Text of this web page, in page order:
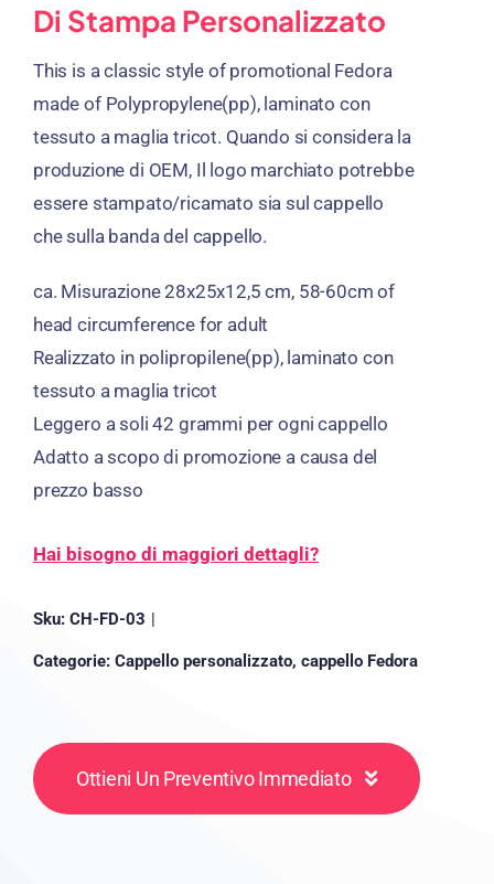
Di Stampa Personalizzato
This is a classic style of promotional Fedora
made of Polypropylene(pp), laminato con
tessuto a maglia tricot. Quando si considera la
produzione di OEM, Il logo marchiato potrebbe
essere stampato/ricamato sia sul cappello
che sulla banda del cappello.
ca. Misurazione 28x25x12,5 cm, 58-60cm of
head circumference for adult
Realizzato in polipropilene(pp), laminato con
tessuto a maglia tricot
Leggero a soli 42 grammi per ogni cappello
Adatto a scopo di promozione a causa del
prezzo basso
Hai bisogno di maggiori dettagli?
Sku: CH-FD-03 |
Categorie: Cappello personalizzato, cappello Fedora
Ottieni Un Preventivo Immediato